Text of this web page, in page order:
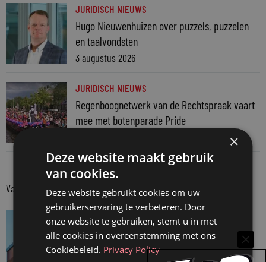
JURIDISCH NIEUWS
Hugo Nieuwenhuizen over puzzels, puzzelen
en taalvondsten
3 augustus 2026
JURIDISCH NIEUWS
Regenboognetwerk van de Rechtspraak vaart
mee met botenparade Pride
Van onze kennispartners
VAN ONZE KENNISPARTNERS
Van praktijk naar bewijs: hoe onderbouw je
keuzes tijdens een Wwft-audit?
×
Deze website maakt gebruik
van cookies.
Deze website gebruikt cookies om uw
gebruikerservaring te verbeteren. Door
onze website te gebruiken, stemt u in met
alle cookies in overeenstemming met ons
Cookiebeleid. Privacy Policy